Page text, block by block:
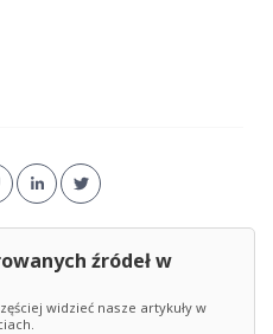
źródeł w
widzieć nasze artykuły w